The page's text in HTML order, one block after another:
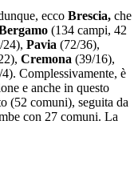
ecco Brescia, che
(134 campi, 42
24), Pavia (72/36),
Cremona (39/16),
Complessivamente, è
e anche in questo
(52 comuni), seguita da
con 27 comuni. La